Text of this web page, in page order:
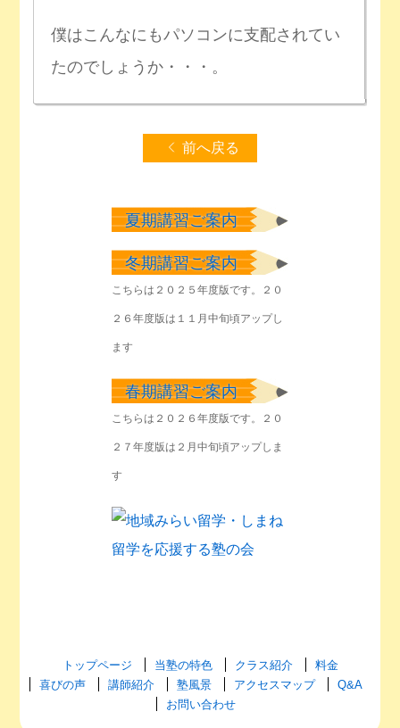
僕はこんなにもパソコンに支配されてい
たのでしょうか・・・。
前へ戻る
夏期講習ご案内
冬期講習ご案内
こちらは２０２５年度版です。２０
２６年度版は１１月中旬頃アップし
ます
春期講習ご案内
こちらは２０２６年度版です。２０
２７年度版は２月中旬頃アップしま
す
トップページ 当塾の特色 クラス紹介
料金
喜びの声
講師紹介 塾風景 アクセスマップ
Q&A
お問い合わせ